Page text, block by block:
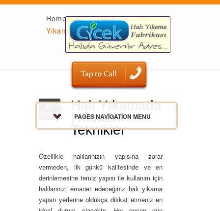
PAGES NAVIGATION MENU
Home»Hizmet Bölgesi»Halı
Yıkamada | Modern Teknikler
Halı Yıkamada
| Modern
Teknikler
27
Şubat
Özellikle halılarınızın yapısına zarar
vermeden, ilk günkü kalitesinde ve en
derinlemesine temiz yapısı ile kullanım için
halılarınızı emanet edeceğiniz halı yıkama
yapan yerlerine oldukça dikkat etmeniz en